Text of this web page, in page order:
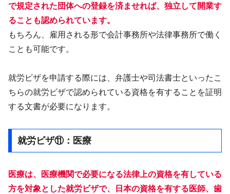
で規定された団体への登録を済ませれば、独立して開業す
ることも認められています。
もちろん、雇用される形で会計事務所や法律事務所で働く
ことも可能です。
就労ビザを申請する際には、弁護士や司法書士といったこ
ちらの就労ビザで認められている資格を有することを証明
する文書が必要になります。
就労ビザ⑪：医療
医療は、医療機関で必要になる法律上の資格を有している
方を対象とした就労ビザで、日本の資格を有する医師、歯